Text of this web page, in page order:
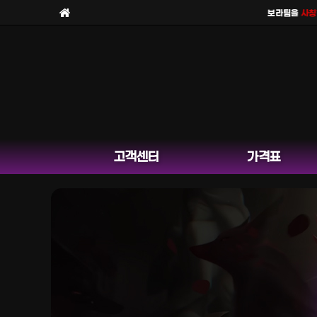
보라팀을사칭한
고객센터 가격표